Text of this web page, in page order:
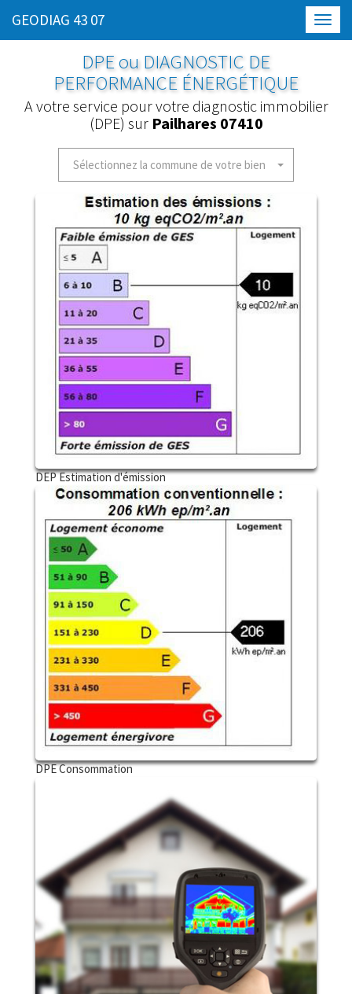
GEODIAG 43 07
DPE ou DIAGNOSTIC DE
PERFORMANCE ÉNERGÉTIQUE
A votre service pour votre diagnostic immobilier
(DPE) sur Pailhares 07410
Sélectionnez la commune de votre bien
DEP Estimation d'émission
DPE Consommation